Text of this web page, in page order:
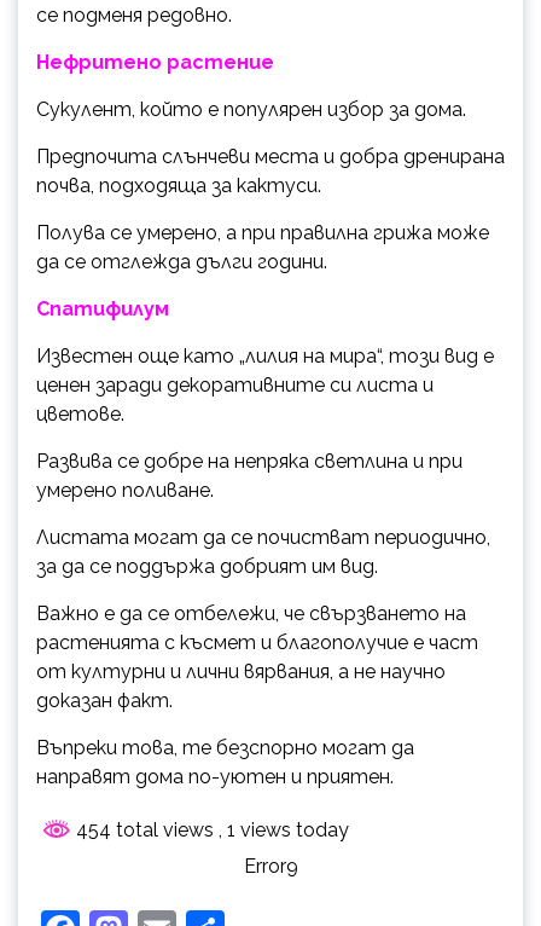
се подменя редовно.
Нефритено растение
Сукулент, който е популярен избор за дома.
Предпочита слънчеви места и добра дренирана
почва, подходяща за кактуси.
Полува се умерено, а при правилна грижа може
да се отглежда дълги години.
Спатифилум
Известен още като „лилия на мира“, този вид е
ценен заради декоративните си листа и
цветове.
Развива се добре на непряка светлина и при
умерено поливане.
Листата могат да се почистват периодично,
за да се поддържа добрият им вид.
Важно е да се отбележи, че свързването на
растенията с късмет и благополучие е част
от културни и лични вярвания, а не научно
доказан факт.
Въпреки това, те безспорно могат да
направят дома по-уютен и приятен.
454 total views , 1 views today
Error9